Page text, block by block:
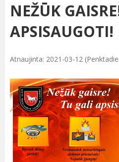
NEŽŪK
APSISAUGOTI!
Atnaujinta: 2021-03-12